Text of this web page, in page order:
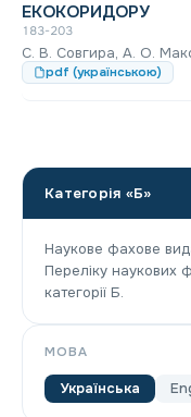
ЕКОКОРИДОРУ
183-203
С. В. Совгира, А. О.
pdf (українською)
Категорія «Б»
Наукове фахове
Переліку наукових
категорії Б.
МОВА
Українська